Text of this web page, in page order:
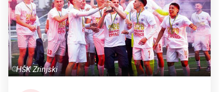
HŠK Zrinjski